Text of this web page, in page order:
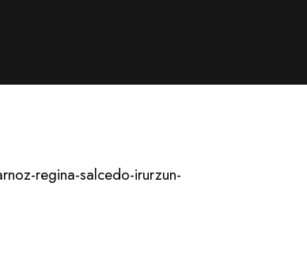
regina-salcedo-irurzun-